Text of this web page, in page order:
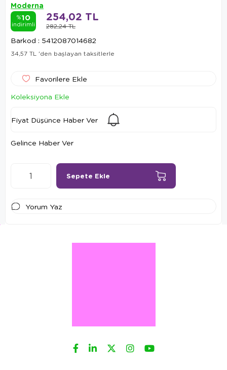
Moderna
%10
indirimli 282,24 TL
254,02 TL
Barkod : 5412087014682
34,57 TL 'den başlayan taksitlerle
Favorilere Ekle
Koleksiyona Ekle
Fiyat Düşünce Haber Ver
Gelince Haber Ver
Yorum Yaz